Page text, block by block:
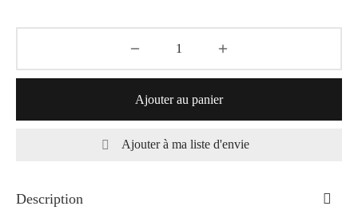
Ajouter au panier
Ajouter à ma liste d'envie
Description